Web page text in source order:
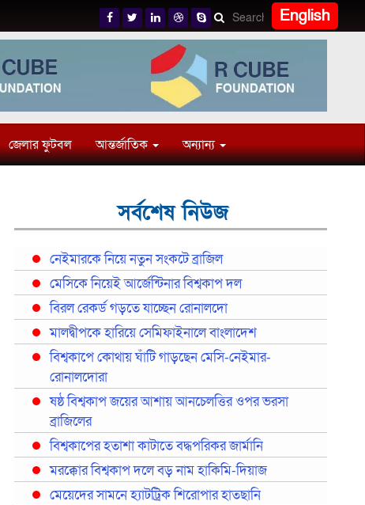
English
জেলার ফুটবল আন্তর্জাতিক অন্যান্য
সর্বশেষ নিউজ
নেইমারকে নিয়ে নতুন সংকটে ব্রাজিল
মেসিকে নিয়েই আর্জেন্টিনার বিশ্বকাপ দল
বিরল রেকর্ড গড়তে যাচ্ছেন রোনালদো
মালদ্বীপকে হারিয়ে সেমিফাইনালে বাংলাদেশ
বিশ্বকাপে কোথায় ঘাঁটি গাড়ছেন মেসি-নেইমার-
রোনালদোরা
ষষ্ঠ বিশ্বকাপ জয়ের আশায় আনচেলত্তির ওপর ভরসা
ব্রাজিলের
বিশ্বকাপের হতাশা কাটাতে বদ্ধপরিকর জার্মানি
মরক্কোর বিশ্বকাপ দলে বড় নাম হাকিমি-দিয়াজ
মেয়েদের সামনে হ্যাটট্রিক শিরোপার হাতছানি